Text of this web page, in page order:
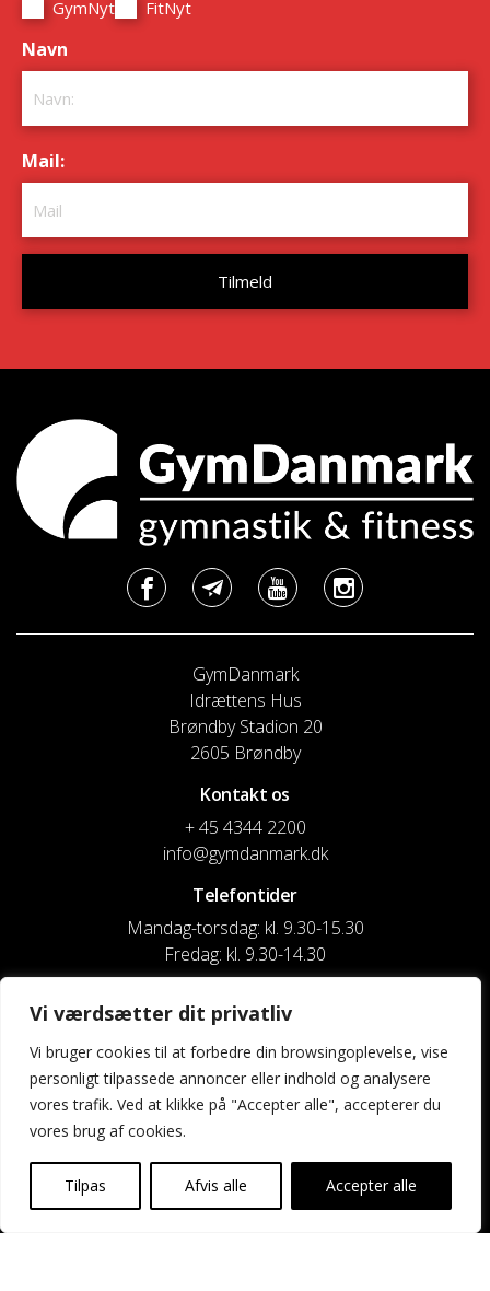
Vi værdsætter dit privatliv
Vi bruger cookies til at forbedre din browsingoplevelse, vise
personligt tilpassede annoncer eller indhold og analysere
vores trafik. Ved at klikke på "Accepter alle", accepterer du
vores brug af cookies.
Tilpas Afvis alle Accepter alle
GymNyt FitNyt
Navn
Mail:
GymDanmark
Idrættens Hus
Brøndby Stadion 20
2605 Brøndby
Kontakt os
+ 45 4344 2200
info@gymdanmark.dk
Telefontider
Mandag-torsdag: kl. 9.30-15.30
Fredag: kl. 9.30-14.30
CVR nr. 20916818
Reg. & Kontonr.: 4180 3119119022
Privatlivspolitik og cookies
Kontakt os
Kalender